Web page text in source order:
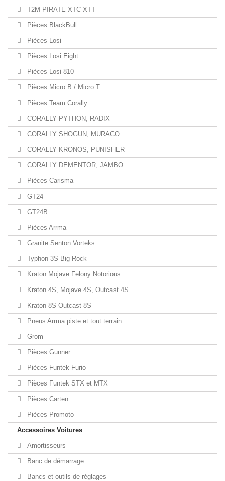
T2M PIRATE XTC XTT
Pièces BlackBull
Pièces Losi
Pièces Losi Eight
Pièces Losi 810
Pièces Micro B / Micro T
Pièces Team Corally
CORALLY PYTHON, RADIX
CORALLY SHOGUN, MURACO
CORALLY KRONOS, PUNISHER
CORALLY DEMENTOR, JAMBO
Pièces Carisma
GT24
GT24B
Pièces Arrma
Granite Senton Vorteks
Typhon 3S Big Rock
Kraton Mojave Felony Notorious
Kraton 4S, Mojave 4S, Outcast 4S
Kraton 8S Outcast 8S
Pneus Arrma piste et tout terrain
Grom
Pièces Gunner
Pièces Funtek Furio
Pièces Funtek STX et MTX
Pièces Carten
Pièces Promoto
Accessoires Voitures
Amortisseurs
Banc de démarrage
Bancs et outils de réglages